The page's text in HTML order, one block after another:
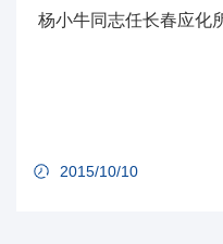
杨小牛同志任长春应化
2015/10/10